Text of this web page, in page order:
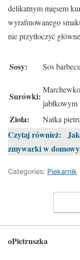
delikatnym mięsem
wyrafinowanego
nie przytłoczyć
Sosy: Sos
Surówki:
jabłkowym
Zioła: Natka
Czytaj również:
zmywarki w
Categories: Piekarnik
oPietruszka